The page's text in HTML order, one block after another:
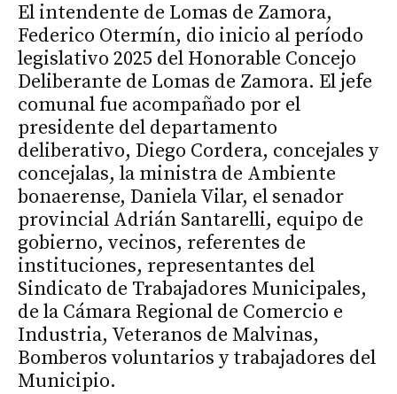
El intendente de Lomas de Zamora,
Federico Otermín, dio inicio al período
legislativo 2025 del Honorable Concejo
Deliberante de Lomas de Zamora. El jefe
comunal fue acompañado por el
presidente del departamento
deliberativo, Diego Cordera, concejales y
concejalas, la ministra de Ambiente
bonaerense, Daniela Vilar, el senador
provincial Adrián Santarelli, equipo de
gobierno, vecinos, referentes de
instituciones, representantes del
Sindicato de Trabajadores Municipales,
de la Cámara Regional de Comercio e
Industria, Veteranos de Malvinas,
Bomberos voluntarios y trabajadores del
Municipio.